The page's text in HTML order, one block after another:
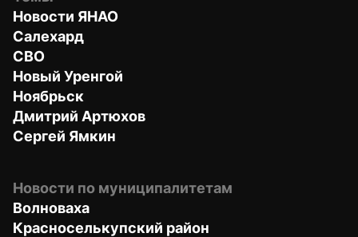
Новости ЯНАО
Салехард
СВО
Новый Уренгой
Ноябрьск
Дмитрий Артюхов
Сергей Ямкин
Новости по муниципалитетам
Волноваха
Красноселькупский район